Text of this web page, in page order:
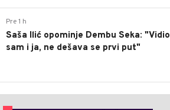
Pre 1 h
Saša Ilić opominje Dembu Seka: "Vidio
sam i ja, ne dešava se prvi put"